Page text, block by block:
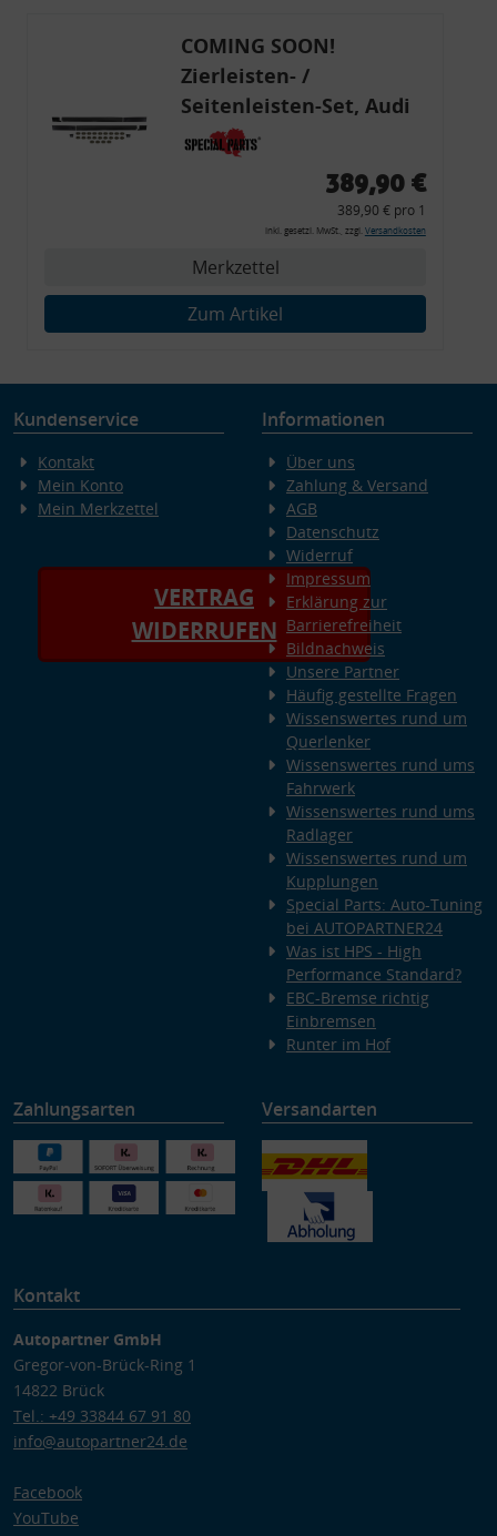
COMING SOON!
Zierleisten- /
Seitenleisten-Set, Audi
80 Cabrio, Coupe, S2, (6x
Zierleiste, 2x Kappe,
Montagewerkzeug)
389,90 €
389,90 € pro 1
inkl. gesetzl. MwSt., zzgl. Versandkosten
Merkzettel
Zum Artikel
Kundenservice
Kontakt
Mein Konto
Mein Merkzettel
VERTRAG
WIDERRUFEN
Informationen
Über uns
Zahlung & Versand
AGB
Datenschutz
Widerruf
Impressum
Erklärung zur
Barrierefreiheit
Bildnachweis
Unsere Partner
Häufig gestellte Fragen
Wissenswertes rund um
Querlenker
Wissenswertes rund ums
Fahrwerk
Wissenswertes rund ums
Radlager
Wissenswertes rund um
Kupplungen
Special Parts: Auto-Tuning
bei AUTOPARTNER24
Was ist HPS - High
Performance Standard?
EBC-Bremse richtig
Einbremsen
Runter im Hof
Zahlungsarten Versandarten
Kontakt
Autopartner GmbH
Gregor-von-Brück-Ring 1
14822 Brück
Tel.: +49 33844 67 91 80
info@autopartner24.de
Facebook
YouTube